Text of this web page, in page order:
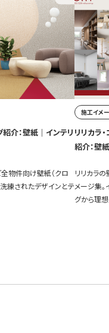
介：壁紙｜インテリ
全物件向け壁紙（クロ
洗練されたデザインとテ
施工イメー
リリカラ
紹介：壁
リリカラ
メージ集。
グから理